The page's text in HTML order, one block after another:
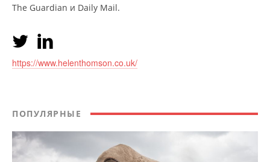
The Guardian и Daily Mail.
https://www.helenthomson.co.uk/
ПОПУЛЯРНЫЕ